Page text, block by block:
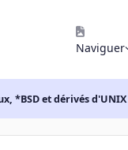
Naviguer
*BSD et dérivés d'UNIX